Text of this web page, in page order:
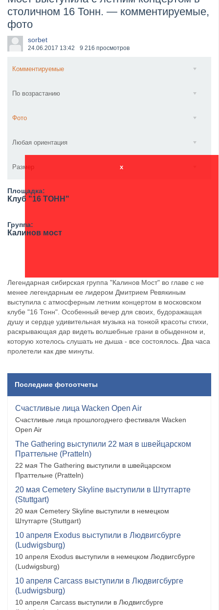
​Wacken Open Air 2027 объявил новую волну участ...
столичном 16 Тонн. — комментируемые,
фото
sorbet
24.06.2017 13:42 9 216 просмотров
Комментируемые
По возрастанию
Фото
Любая ориентация
Размер x
Площадка:
Клуб "16 ТОНН"
Группа:
Калинов мост
Легендарная сибирская группа "Калинов Мост" во главе с не
менее легендарным ее лидером Дмитрием Ревякиным
выступила с атмосферным летним концертом в московском
клубе "16 Тонн". Особенный вечер для своих, будоражащая
душу и сердце удивительная музыка на тонкой красоты стихи,
раскрывающая дар видеть волшебные грани в обыденном и,
которую хотелось слушать не дыша - все состоялось. Два часа
пролетели как две минуты.
Последние фотоотчеты
Счастливые лица Wacken Open Air
Счастливые лица прошлогоднего фестиваля Wacken
Open Air
The Gathering выступили 22 мая в швейцарском
Праттельне (Pratteln)
22 мая The Gathering выступили в швейцарском
Праттельне (Pratteln)
20 мая Cemetery Skyline выступили в Штутгарте
(Stuttgart)
20 мая Cemetery Skyline выступили в немецком
Штутгарте (Stuttgart)
10 апреля Exodus выступили в Людвигсбурге
(Ludwigsburg)
10 апреля Exodus выступили в немецком Людвигсбурге
(Ludwigsburg)
10 апреля Carcass выступили в Людвигсбурге
(Ludwigsburg)
10 апреля Carcass выступили в Людвигсбурге